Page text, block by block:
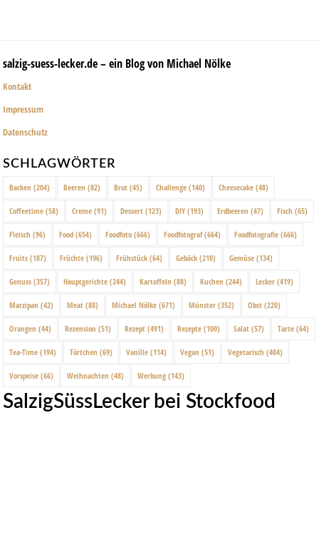
salzig-suess-lecker.de – ein Blog von Michael Nölke
Kontakt
Impressum
Datenschutz
SCHLAGWÖRTER
Backen (204) Beeren (82) Brot (45) Challenge (140) Cheesecake (48)
Coffeetime (58) Creme (91) Dessert (123) DIY (193) Erdbeeren (47) Fisch (65)
Fleisch (96) Food (654) Foodfoto (666) Foodfotograf(664) Foodfotografie (666)
Fruits (187) Früchte (196) Frühstück (64) Gebäck (210) Gemüse (134)
Genuss (357) Hauptgerichte (244) Kartoffeln (88) Kuchen (244) Lecker (419)
Marzipan (42) Meat (88) Michael Nölke (671) Münster (352) Obst (220)
Orangen (44) Rezension (51) Rezept (491) Rezepte (100) Salat (57) Tarte (64)
Tea-Time (194) Törtchen (69) Vanille (114) Vegan (51) Vegetarisch (404)
Vorspeise (66) Weihnachten (48) Werbung (143)
SalzigSüssLecker bei Stockfood